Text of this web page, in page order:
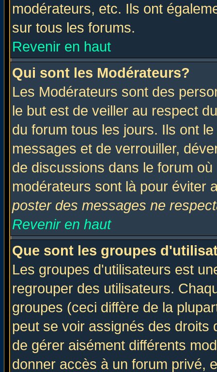
modérateurs, etc. Ils ont
sur tous les forums.
Revenir en haut
Qui sont les Modérateurs?
Les Modérateurs sont des
le but est de veiller au respect
du forum tous les jours. Ils ont
messages et de verrouiller,
de discussions dans le forum
modérateurs sont là pour éviter
poster des messages ne
Revenir en haut
Que sont les groupes
Les groupes d'utilisateurs est
regrouper des utilisateurs.
groupes (ceci diffère de la
peut se voir assignés des
de gérer aisément différents
donner accès à un forum privé,